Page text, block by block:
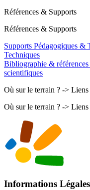
Références & Supports
Références & Supports
Supports Pédagogiques &
Techniques
Bibliographie &
scientifiques
Où sur le terrain ? -> Liens
Où sur le terrain ? -> Liens
Informations Légales